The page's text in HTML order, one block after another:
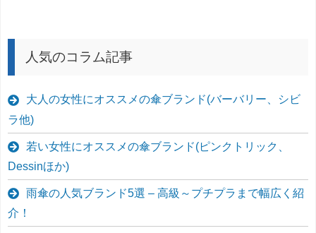
人気のコラム記事
大人の女性にオススメの傘ブランド(バーバリー、シビ
ラ他)
若い女性にオススメの傘ブランド(ピンクトリック、
Dessinほか)
雨傘の人気ブランド5選 – 高級～プチプラまで幅広く紹
介！